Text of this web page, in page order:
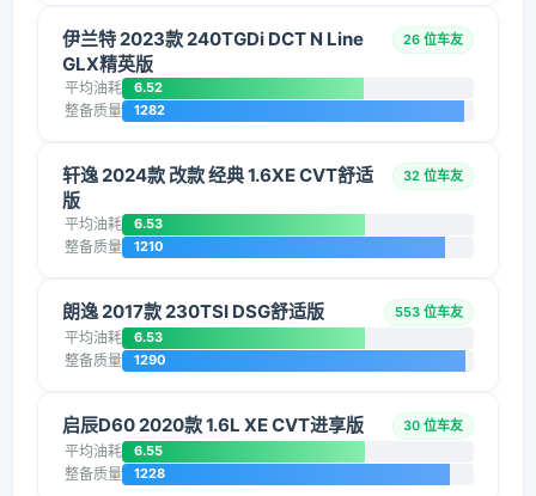
伊兰特 2023款 240TGDi DCT N Line
GLX精英版
26 位车友
平均油耗 6.52
整备质量 1282
轩逸 2024款 改款 经典 1.6XE CVT舒适
版
32 位车友
平均油耗 6.53
整备质量 1210
朗逸 2017款 230TSI DSG舒适版 553 位车友
平均油耗 6.53
整备质量 1290
启辰D60 2020款 1.6L XE CVT进享版 30 位车友
平均油耗 6.55
整备质量 1228